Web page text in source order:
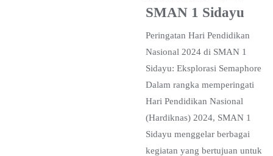
SMAN 1 Sidayu
Peringatan Hari Pendidikan
Nasional 2024 di SMAN 1
Sidayu: Eksplorasi Semaphore
Dalam rangka memperingati
Hari Pendidikan Nasional
(Hardiknas) 2024, SMAN 1
Sidayu menggelar berbagai
kegiatan yang bertujuan untuk